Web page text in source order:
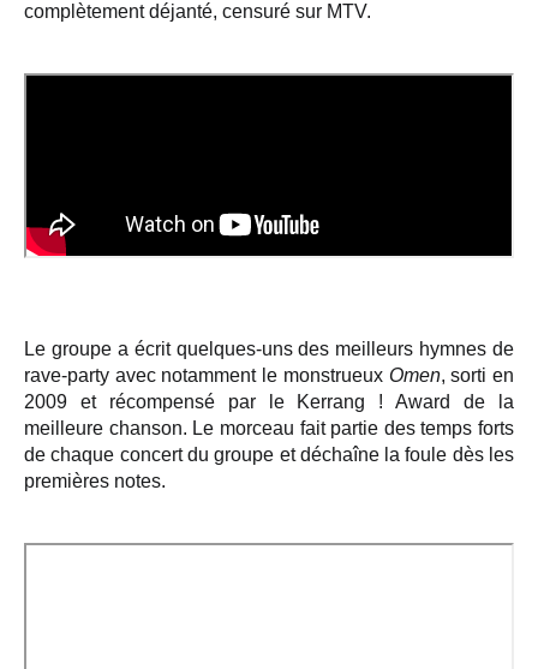
complètement déjanté, censuré sur MTV.
Le groupe a écrit quelques-uns des meilleurs hymnes de
rave-party avec notamment le monstrueux Omen, sorti en
2009 et récompensé par le Kerrang ! Award de la
meilleure chanson. Le morceau fait partie des temps forts
de chaque concert du groupe et déchaîne la foule dès les
premières notes.